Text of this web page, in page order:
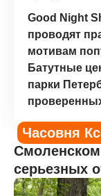
Good Night
проводят
мотивам
Батутные
парки
Часовня
серьезных